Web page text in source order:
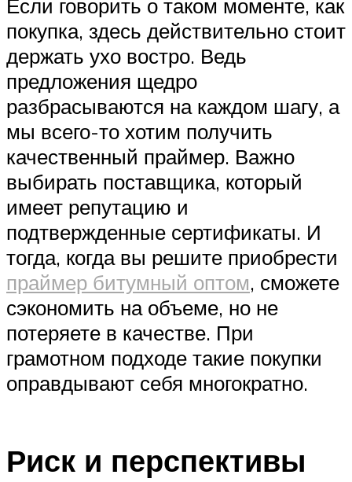
Если говорить о таком моменте, как
покупка, здесь действительно стоит
держать ухо востро. Ведь
предложения щедро
разбрасываются на каждом шагу, а
мы всего-то хотим получить
качественный праймер. Важно
выбирать поставщика, который
имеет репутацию и
подтвержденные сертификаты. И
тогда, когда вы решите приобрести
праймер битумный оптом, сможете
сэкономить на объеме, но не
потеряете в качестве. При
грамотном подходе такие покупки
оправдывают себя многократно.
Риск и перспективы